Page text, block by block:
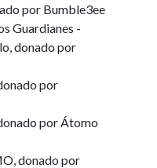
por Bumble3ee
Guardianes -
donado por
por
por Átomo
donado por